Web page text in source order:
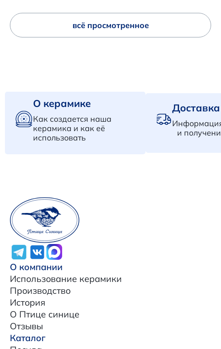
всё просмотренное
О керамике
Как создается наша
керамика и как её
использовать
и
О компании
Использование керамики
Производство
История
О Птице синице
Отзывы
Каталог